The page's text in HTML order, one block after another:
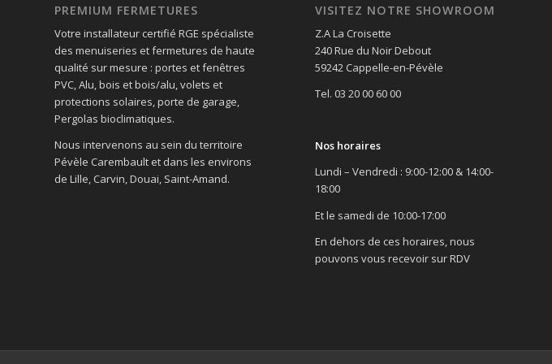
PREMIUM FERMETURES
Votre installateur certifié RGE spécialiste
des menuiseries et fermetures de haute
qualité sur mesure : portes et fenêtres
PVC, Alu, bois et bois/alu, volets et
protections solaires, porte de garage,
Pergolas bioclimatiques.
Nous intervenons au sein du territoire
Pévèle Carembault et dans les environs
de Lille, Carvin, Douai, Saint-Amand.
VISITEZ NOTRE SHOWROOM
Z.A La Croisette
240 Rue du Noir Debout
59242 Cappelle-en-Pévèle
Tel. 03 20 00 60 00
Nos horaires
Lundi – Vendredi : 9:00-12:00 & 14:00-
18:00
Et le samedi de 10:00-17:00
En dehors de ces horaires, nous
pouvons vous recevoir sur RDV